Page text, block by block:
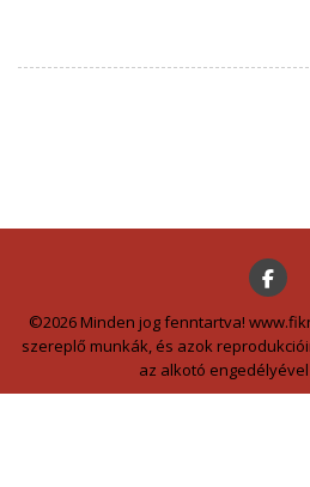
©2026 Minden jog fenntartva!
szereplő munkák, és azok
az alkotó